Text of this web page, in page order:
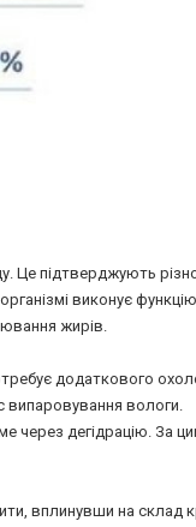
Це підтверджують
виконує функцію
жирів.
додаткового
випаровування вологи.
через дегідрацію. За
вплинувши на склад